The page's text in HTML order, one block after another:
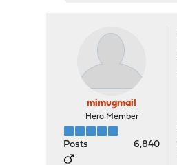
mimugmail
Hero Member
Posts 6,840